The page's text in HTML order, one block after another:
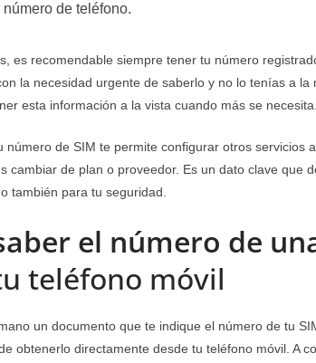
de teléfono.
es recomendable siempre tener tu número
la necesidad urgente de saberlo y no lo tenías a
esta información a la vista cuando más se necesita.
número de SIM te permite configurar otros servicios
cambiar de plan o proveedor. Es un dato clave que
también para tu seguridad.
el número de
teléfono móvil
un documento que te indique el número de tu
obtenerlo directamente desde tu teléfono móvil. A